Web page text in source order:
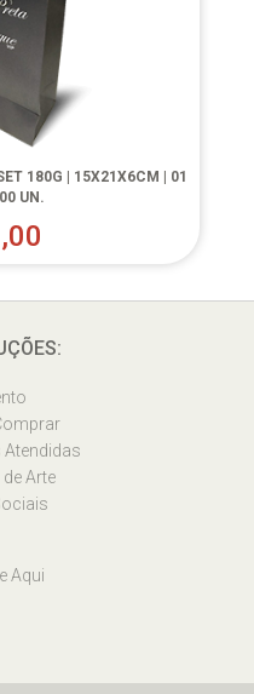
180G | 15X21X6CM | 01
UN.
Atendidas
Arte
Aqui